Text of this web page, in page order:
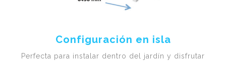
Configuración en isla
Perfecta para instalar dentro del jardín y disfrutar